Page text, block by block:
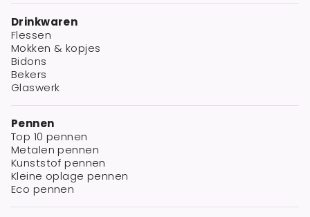
Drinkwaren
Flessen
Mokken & kopjes
Bidons
Bekers
Glaswerk
Pennen
Top 10 pennen
Metalen pennen
Kunststof pennen
Kleine oplage pennen
Eco pennen